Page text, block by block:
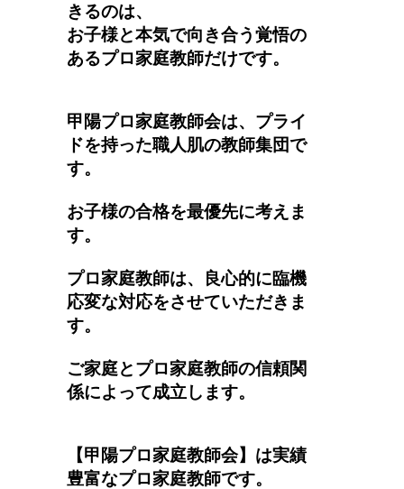
きるのは、
お子様と本気で向き合う覚悟の
あるプロ家庭教師だけです。
甲陽プロ家庭教師会は、プライ
ドを持った職人肌の教師集団で
す。
お子様の合格を最優先に考えま
す。
プロ家庭教師は、良心的に臨機
応変な対応をさせていただきま
す。
ご家庭とプロ家庭教師の信頼関
係によって成立します。
【甲陽プロ家庭教師会】は実績
豊富なプロ家庭教師です。